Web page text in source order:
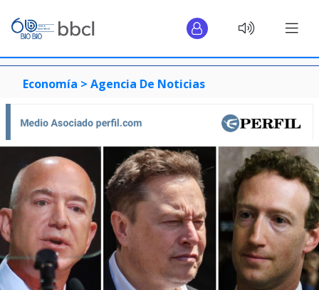
Economía > Agencia De Noticias